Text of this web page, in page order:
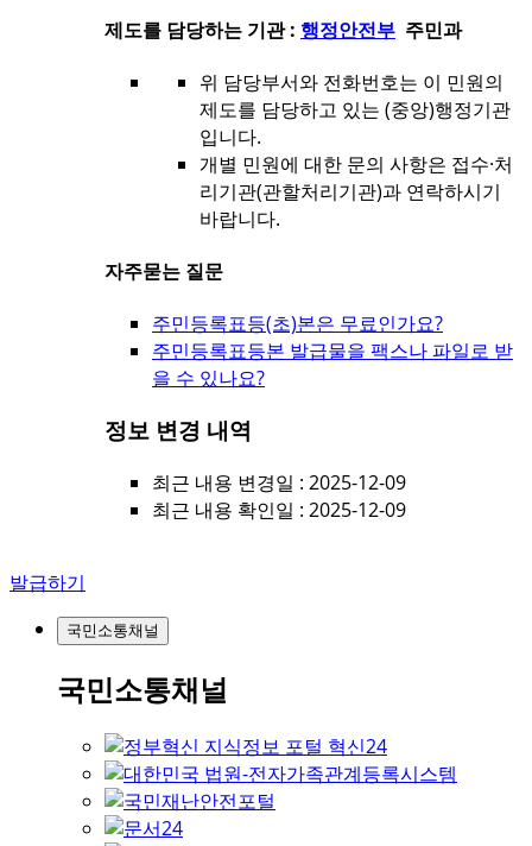
제도를 담당하는 기관 : 행정안전부 주민과
위 담당부서와 전화번호는 이 민원의
제도를 담당하고 있는 (중앙)행정기관
입니다.
개별 민원에 대한 문의 사항은 접수·처
리기관(관할처리기관)과 연락하시기
바랍니다.
자주묻는 질문
주민등록표등(초)본은 무료인가요?
주민등록표등본 발급물을 팩스나 파일로 받
을 수 있나요?
정보 변경 내역
최근 내용 변경일 : 2025-12-09
최근 내용 확인일 : 2025-12-09
발급하기
국민소통채널
국민소통채널